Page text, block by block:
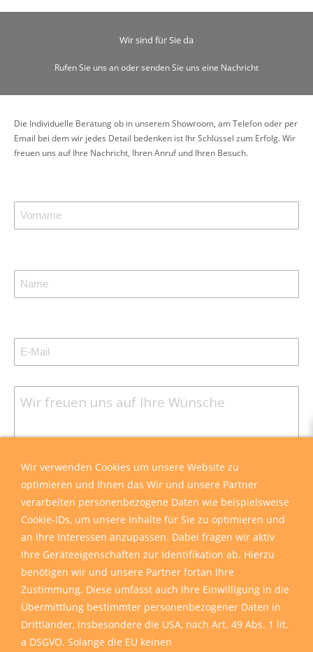
Wir sind für Sie da
Rufen Sie uns an oder senden Sie uns eine Nachricht
Die Individuelle Beratung ob in unserem Showroom, am Telefon oder per
Email bei dem wir jedes Detail bedenken ist Ihr Schlüssel zum Erfolg. Wir
freuen uns auf Ihre Nachricht, Ihren Anruf und Ihren Besuch.
Wir verwenden Cookies um unsere Website zu
optimieren und Ihnen das Wir und unsere Partner
verarbeiten personenbezogene Daten wie beispielsweise
Cookie-IDs, um unsere Inhalte für Sie zu optimieren und
an Ihre Interessen anzupassen. Dabei fragen wir aktiv
Ihre Geräteeigenschaften zur Identifikation ab. Hierzu
benötigen wir und unsere Partner fortan Ihre
Zustimmung. Diese umfasst auch Ihre Einwilligung in die
Übermittlung bestimmter personenbezogener Daten in
Drittländer, insbesondere die USA, nach Art. 49 Abs. 1 lit.
a DSGVO. Solange die EU keinen